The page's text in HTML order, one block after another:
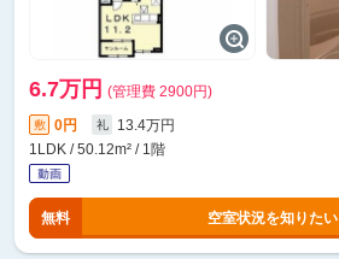
6.7万円 (管理費 2900円)
敷 0円 礼
13.4万円
1LDK / 50.12m² / 1階
無料 空室状況を知りたい